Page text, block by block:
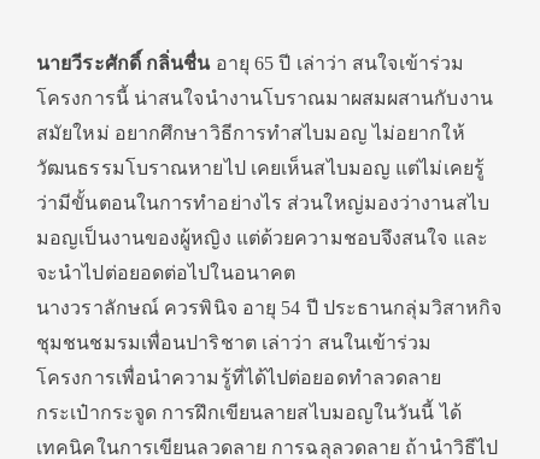
นายวีระศักดิ์ กลิ่นชื่นอายุ 65 ปี เล่าว่า สนใจเข้าร่วม
โครงการนี้ น่าสนใจนำงานโบราณมาผสมผสานกับงาน
สมัยใหม่ อยากศึกษาวิธีการทำสไบมอญ ไม่อยากให้
วัฒนธรรมโบราณหายไป เคยเห็นสไบมอญ แต่ไม่เคยรู้
ว่ามีขั้นตอนในการทำอย่างไร ส่วนใหญ่มองว่างานสไบ
มอญเป็นงานของผู้หญิง แต่ด้วยความชอบจึงสนใจ และ
จะนำไปต่อยอดต่อไปในอนาคต
นางวราลักษณ์ ควรพินิจ อายุ 54 ปี ประธานกลุ่มวิสาหกิจ
ชุมชนชมรมเพื่อนปาริชาต เล่าว่า สนในเข้าร่วม
โครงการเพื่อนำความรู้ที่ได้ไปต่อยอดทำลวดลาย
กระเป๋ากระจูด การฝึกเขียนลายสไบมอญในวันนี้ ได้
เทคนิคในการเขียนลวดลาย การฉลุลวดลาย ถ้านำวิธีไป